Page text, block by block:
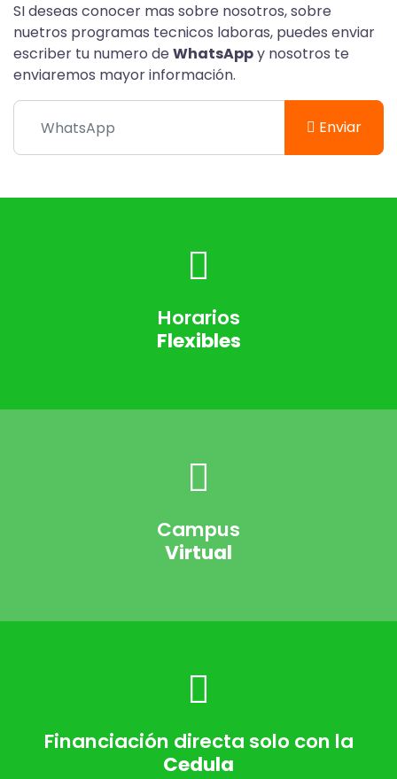
SI deseas conocer mas sobre nosotros, sobre
nuetros programas tecnicos laboras, puedes enviar
escriber tu numero de WhatsAppy nosotros te
enviaremos mayor información.
Enviar
Horarios
Flexibles
Campus
Virtual
Financiación directa solo con la
Cedula